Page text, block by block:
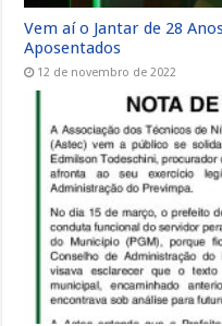
Vem aí o Jantar de 28
Aposentados
12 de novembro de 2022